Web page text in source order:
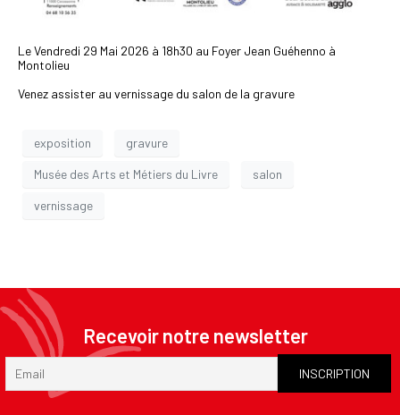
Le Vendredi 29 Mai 2026 à 18h30 au Foyer Jean Guéhenno à
Montolieu
Venez assister au vernissage du salon de la gravure
exposition gravure
Musée des Arts et Métiers du Livre salon
vernissage
Recevoir notre newsletter